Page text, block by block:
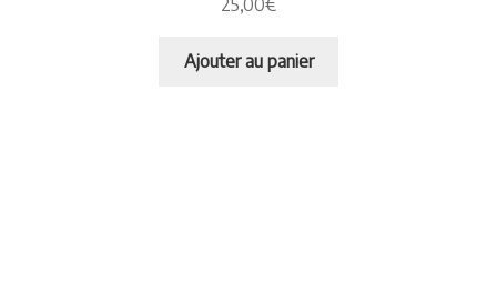
25,00€
Ajouter au panier